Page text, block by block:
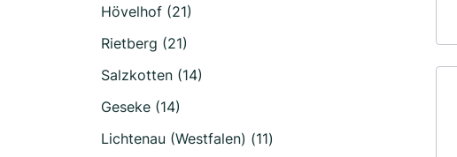
Hövelhof (21)
Rietberg (21)
Salzkotten (14)
Geseke (14)
Lichtenau (Westfalen) (11)